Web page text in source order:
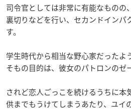
司令官としては非常に有能なものの
裏切りなどを行い、セカンドインパ
す。
学生時代から相当な野心家だったよ
そもの目的は、彼女のパトロンのゼ
されど恋人ごっこを続けるうちに本
供までもうけてしまうあたり、ユイ